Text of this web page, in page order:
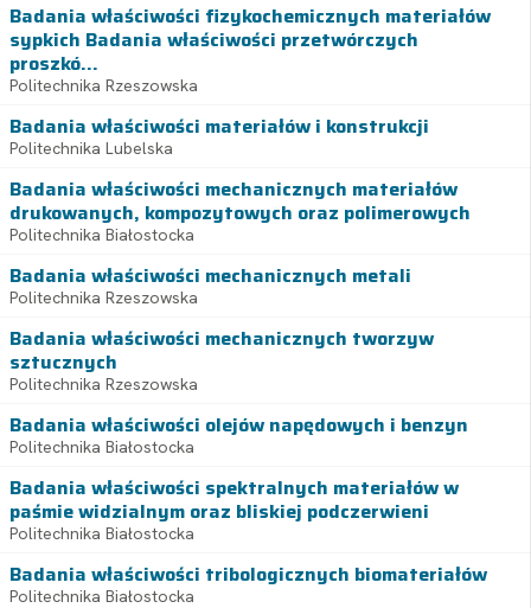
Badania właściwości fizykochemicznych materiałów
sypkich Badania właściwości przetwórczych
proszkó...
Politechnika Rzeszowska
Badania właściwości materiałów i konstrukcji
Politechnika Lubelska
Badania właściwości mechanicznych materiałów
drukowanych, kompozytowych oraz polimerowych
Politechnika Białostocka
Badania właściwości mechanicznych metali
Politechnika Rzeszowska
Badania właściwości mechanicznych tworzyw
sztucznych
Politechnika Rzeszowska
Badania właściwości olejów napędowych i benzyn
Politechnika Białostocka
Badania właściwości spektralnych materiałów w
paśmie widzialnym oraz bliskiej podczerwieni
Politechnika Białostocka
Badania właściwości tribologicznych biomateriałów
Politechnika Białostocka